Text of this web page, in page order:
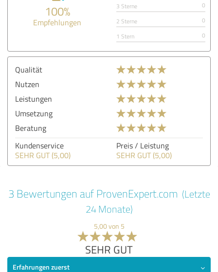
100%
Empfehlungen
3 Sterne
0
2 Sterne
0
1 Stern
0
Qualität
Nutzen
Leistungen
Umsetzung
Beratung
Kundenservice
SEHR GUT (5,00)
Preis / Leistung
SEHR GUT (5,00)
3 Bewertungen auf ProvenExpert.com (Letzte
24 Monate)
5,00 von 5
SEHR GUT
Erfahrungen zuerst